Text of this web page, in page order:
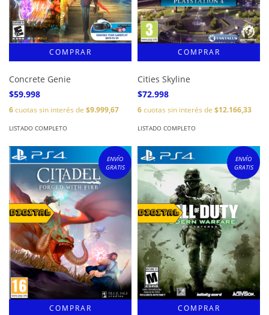
Concrete Genie
$59.998
6cuotas sin interés de $9.999,67
LISTADO COMPLETO
Cities Skyline
$72.998
6cuotas sin interés de $12.166,33
LISTADO COMPLETO
ENVÍO
GRATIS
ENVÍO
GRATIS